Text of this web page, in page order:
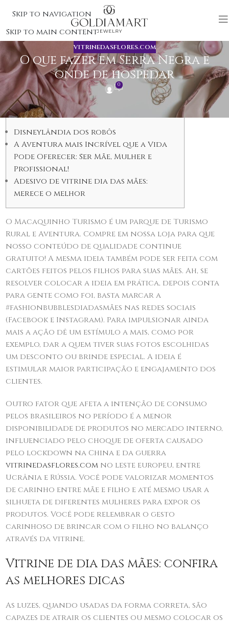
Skip to navigation
Skip to main content
VITRINEDASFLORES.COM
O que fazer em Serra Negra e
onde de hospedar
0
Content
Disneylândia dos robôs
A Aventura mais Incrível que a Vida
Pode Oferecer: Ser Mãe, Mulher e
Profissional!
Adesivo de vitrine dia das mães:
merece o melhor
O Macaquinho Turismo é um parque de Turismo
Rural e Aventura. Compre em nossa loja para que
nosso conteúdo de qualidade continue
gratuito! A mesma ideia também pode ser feita com
cartões feitos pelos filhos para suas mães. Ah, se
resolver colocar a ideia em prática, depois conta
para gente como foi, basta marcar a
#fashionbubblesdiadasmães nas redes sociais
(Facebook e Instagram). Para impulsionar ainda
mais a ação dê um estímulo a mais, como por
exemplo, dar a quem tiver suas fotos escolhidas
um desconto ou brinde especial. A ideia é
estimular maior participação e engajamento dos
clientes.
Outro fator que afeta a intenção de consumo
pelos brasileiros no período é a menor
disponibilidade de produtos no mercado interno,
influenciado pelo choque de oferta causado
pelo lockdown na China e da guerra
vitrinedasflores.com no leste europeu, entre
Ucrânia e Rússia. Você pode valorizar momentos
de carinho entre mãe e filho e até mesmo usar a
silhueta de diferentes mulheres para expor os
produtos. Você pode relembrar o gesto
carinhoso de brincar com o filho no balanço
através da vitrine.
Vitrine de dia das mães: confira
as melhores dicas
As luzes, quando usadas da forma correta, são
capazes de atrair os clientes ou mesmo colocar os